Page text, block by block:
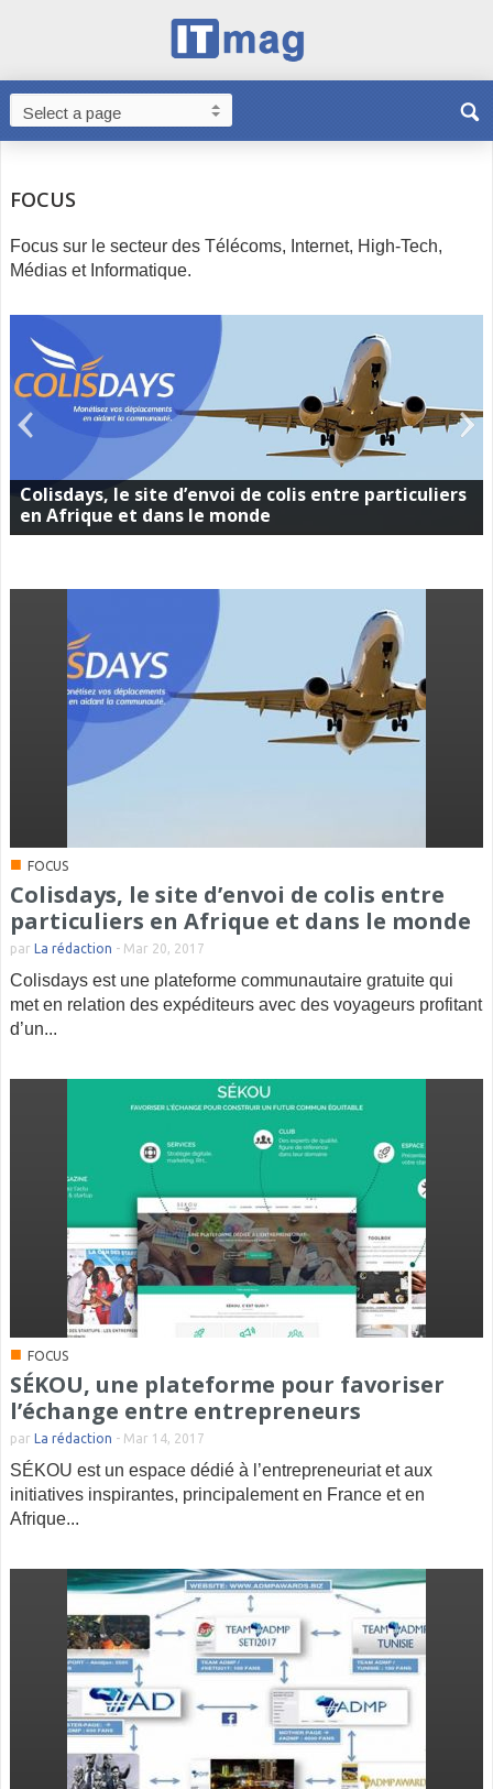
FOCUS
Focus sur le secteur des Télécoms, Internet, High-Tech,
Médias et Informatique.
Colisdays, le site d’envoi de colis entre particuliers
en Afrique et dans le monde
■ FOCUS
Colisdays, le site d’envoi de colis entre
particuliers en Afrique et dans le monde
par La rédaction - Mar 20, 2017
Colisdays est une plateforme communautaire gratuite qui
met en relation des expéditeurs avec des voyageurs profitant
d’un...
■ FOCUS
SÉKOU, une plateforme pour favoriser
l’échange entre entrepreneurs
par La rédaction - Mar 14, 2017
SÉKOU est un espace dédié à l’entrepreneuriat et aux
initiatives inspirantes, principalement en France et en
Afrique...